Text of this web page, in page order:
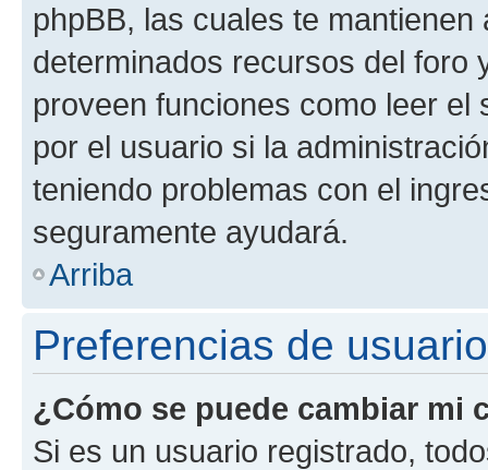
phpBB, las cuales te
determinados recursos del foro
proveen funciones como leer el
por el usuario si la
teniendo problemas con el
seguramente ayudará.
Arriba
Preferencias de
¿Cómo se puede cambiar mi
Si es un usuario registrado,